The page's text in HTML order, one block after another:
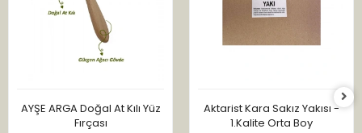
AYŞE ARGA Doğal At Kılı Yüz
Fırçası
Aktarist Kara Sakız Yakısı -
1.Kalite Orta Boy